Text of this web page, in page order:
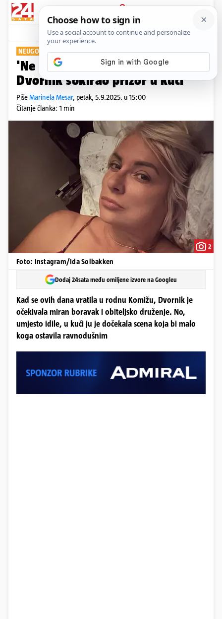
PRIJAVA
Show Komentari
NEUGODNO IZNENAĐENJE
'Ne mogu vjerovati': Danijelu
Dvornik šokirao prizor u kući
PišeMarinela Mesar, petak, 5.9.2025. u 15:00
Čitanje članka: 1 min
2
Foto: Instagram/Ida Solbakken
Dodaj 24sata među omiljene izvore na Googleu
Kad se ovih dana vratila u rodnu Komižu, Dvornik je
očekivala miran boravak i obiteljsko druženje. No,
umjesto idile, u kući ju je dočekala scena koja bi malo
koga ostavila ravnodušnim